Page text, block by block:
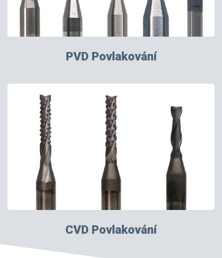
PVD Povlakování
CVD Povlakování